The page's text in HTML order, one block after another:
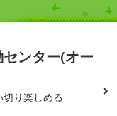
ンター(オー
り楽しめる